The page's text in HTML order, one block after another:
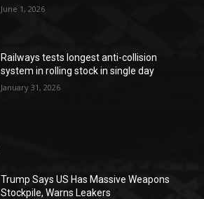
June 1, 2026
Railways tests longest anti-collision
system in rolling stock in single day
January 31, 2026
Trump Says US Has Massive Weapons
Stockpile, Warns Leakers